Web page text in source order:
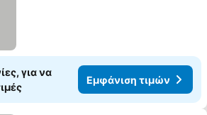
για να
Εμφάνιση τιμών